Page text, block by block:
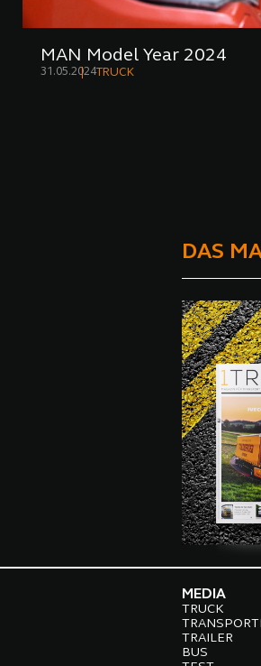
MAN Model Year 2024
31.05.2024TRUCK
DAS
MEDIA
TRUCK
TRAILER
BUS